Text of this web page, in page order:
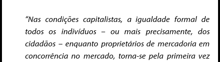
“Nas condições capitalistas, a igualdade formal de
todos os indivíduos – ou mais precisamente, dos
cidadãos – enquanto proprietários de mercadoria em
concorrência no mercado, torna-se pela primeira vez